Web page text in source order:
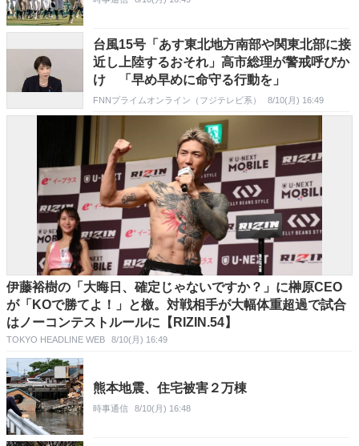
台風15号「あす東北地方南部や関東北部に接
近し上陸するおそれ」高市総理が警戒呼びか
け 「早め早めに命守る行動を」
FNNプライムオンライン（フジテレビ系） 8/10(月) 16:49
伊藤裕樹の「大晦日、確定じゃないですか？」に榊原CEO
が「KOで勝てよ！」と檄。対戦相手が大幅体重超過で試合
はノーコンテストルールに【RIZIN.54】
TOKYO HEADLINE WEB 8/10(月) 16:49
熊本地震、住宅被害２万棟
時事通信 8/10(月) 16:48